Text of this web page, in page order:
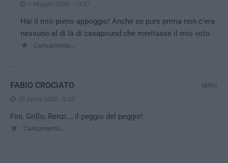
1 Maggio 2020 - 10:57
Hai il mio pieno appoggio! Anche se pure prima non c’era
nessuno al di là di casapound che meritasse il mio voto.
Caricamento...
FABIO CROCIATO
30 Aprile 2020 - 8:20
Fini, Grillo, Renzi…, il peggio del peggio!
Caricamento...
REPLY